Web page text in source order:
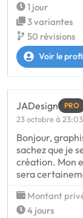
1 jour
3 variantes
50 révisions
Voir le
JADesign PRO
23 octobre à 23:03
Bonjour,
sachez que je
création. Mon
sera
Montant
4 jours